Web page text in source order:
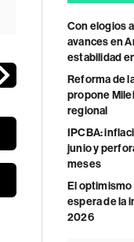
Con elogios
avances en
estabilidad
Reforma de
propone
regional
IPCBA:
junio y
meses
El optimismo
espera de la
2026